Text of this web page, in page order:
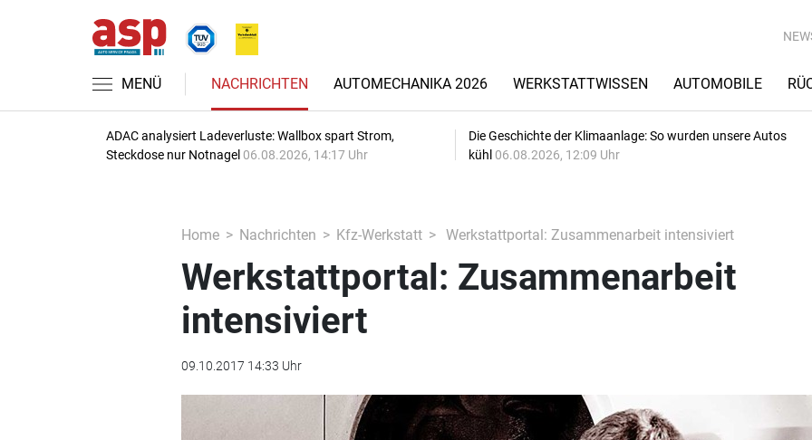
MENÜ NACHRICHTEN AUTOMECHANIKA 2026 WERKSTATTWISSEN AUTOMOBILE
ADAC analysiert Ladeverluste: Wallbox spart Strom,
Steckdose nur Notnagel 06.08.2026, 14:17 Uhr
Die Geschichte der Klimaanlage: So wurden unsere Autos
kühl 06.08.2026, 12:09 Uhr
Home Nachrichten Kfz-Werkstatt Werkstattportal: Zusammenarbeit intensiviert
Werkstattportal: Zusammenarbeit
intensiviert
09.10.2017 14:33 Uhr